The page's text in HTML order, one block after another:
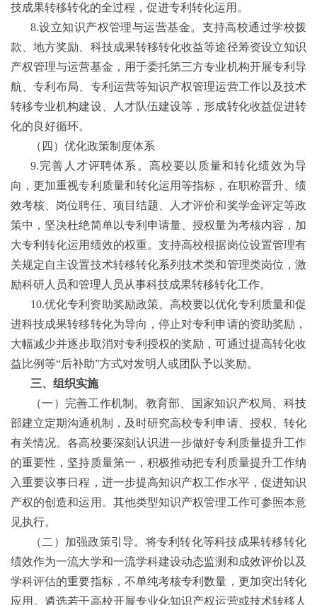
技成果转移转化的全过程，促进专利转化运用。
8.设立知识产权管理与运营基金。支持高校通过学校拨
款、地方奖励、科技成果转移转化收益等途径筹资设立知识
产权管理与运营基金，用于委托第三方专业机构开展专利导
航、专利布局、专利运营等知识产权管理运营工作以及技术
转移专业机构建设、人才队伍建设等，形成转化收益促进转
化的良好循环。
（四）优化政策制度体系
9.完善人才评聘体系。高校要以质量和转化绩效为导
向，更加重视专利质量和转化运用等指标，在职称晋升、绩
效考核、岗位聘任、项目结题、人才评价和奖学金评定等政
策中，坚决杜绝简单以专利申请量、授权量为考核内容，加
大专利转化运用绩效的权重。支持高校根据岗位设置管理有
关规定自主设置技术转移转化系列技术类和管理类岗位，激
励科研人员和管理人员从事科技成果转移转化工作。
10.优化专利资助奖励政策。高校要以优化专利质量和促
进科技成果转移转化为导向，停止对专利申请的资助奖励，
大幅减少并逐步取消对专利授权的奖励，可通过提高转化收
益比例等“后补助”方式对发明人或团队予以奖励。
三、组织实施
（一）完善工作机制。教育部、国家知识产权局、科技
部建立定期沟通机制，及时研究高校专利申请、授权、转化
有关情况。各高校要深刻认识进一步做好专利质量提升工作
的重要性，坚持质量第一，积极推动把专利质量提升工作纳
入重要议事日程，进一步提高知识产权工作水平，促进知识
产权的创造和运用。其他类型知识产权管理工作可参照本意
见执行。
（二）加强政策引导。将专利转化等科技成果转移转化
绩效作为一流大学和一流学科建设动态监测和成效评价以及
学科评估的重要指标，不单纯考核专利数量，更加突出转化
应用。遴选若干高校开展专业化知识产权运营或技术转移人